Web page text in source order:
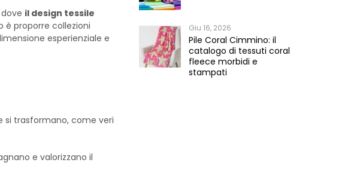
il design tessile
è proporre collezioni
esperienziale e
si trasformano, come veri
e valorizzano il
Giu 16, 2026
Pile Coral Cimmino: il
catalogo di tessuti coral
fleece morbidi e
stampati